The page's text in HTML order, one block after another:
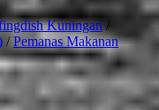
Kuningan/
/Pemanas Makanan